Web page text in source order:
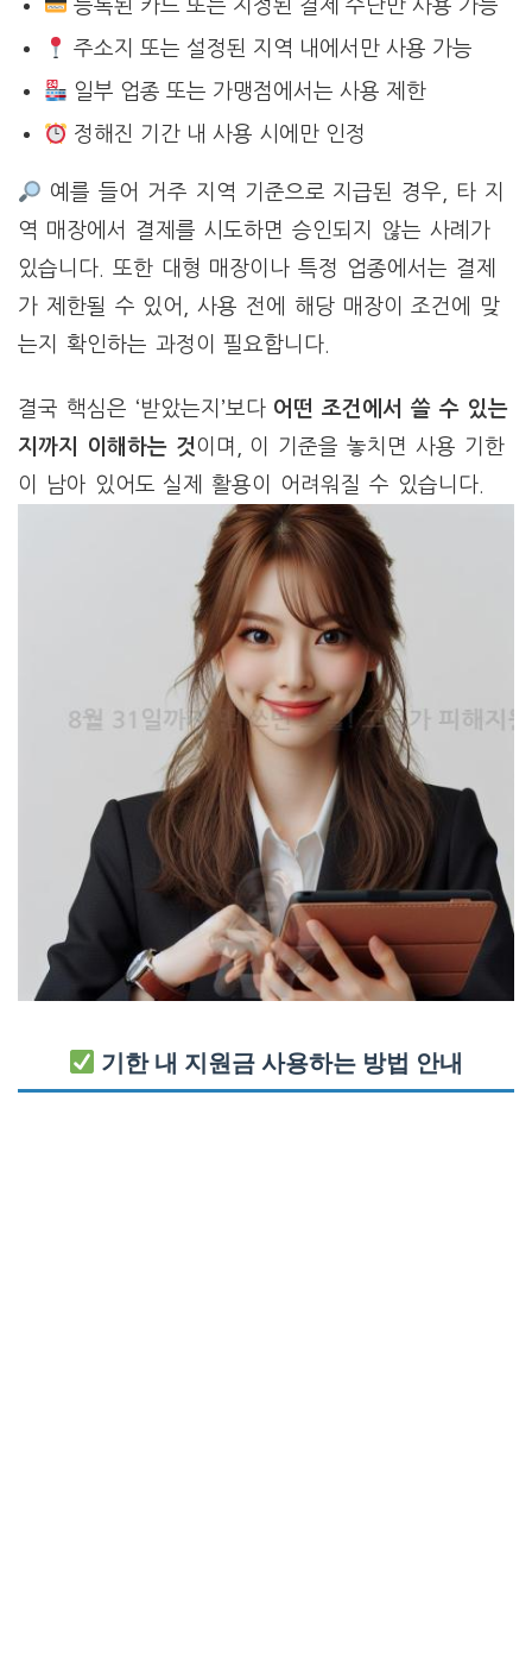
등록된 카드 또는 지정된 결제 수단만 사용 가능
주소지 또는 설정된 지역 내에서만 사용 가능
일부 업종 또는 가맹점에서는 사용 제한
정해진 기간 내 사용 시에만 인정
예를 들어 거주 지역 기준으로 지급된 경우, 타 지
역 매장에서 결제를 시도하면 승인되지 않는 사례가
있습니다. 또한 대형 매장이나 특정 업종에서는 결제
가 제한될 수 있어, 사용 전에 해당 매장이 조건에 맞
는지 확인하는 과정이 필요합니다.
결국 핵심은 ‘받았는지’보다 어떤 조건에서 쓸 수 있는
지까지 이해하는 것이며, 이 기준을 놓치면 사용 기한
이 남아 있어도 실제 활용이 어려워질 수 있습니다.
기한 내 지원금 사용하는 방법 안내